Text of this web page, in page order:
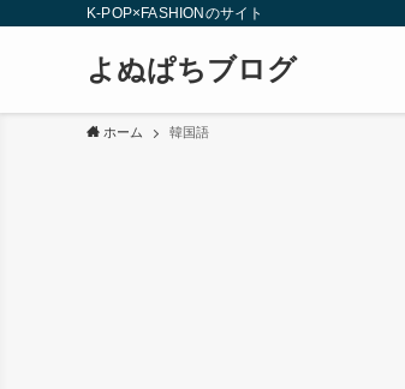
K-POP×FASHIONのサイト
よぬぱちブログ
ホーム 韓国語